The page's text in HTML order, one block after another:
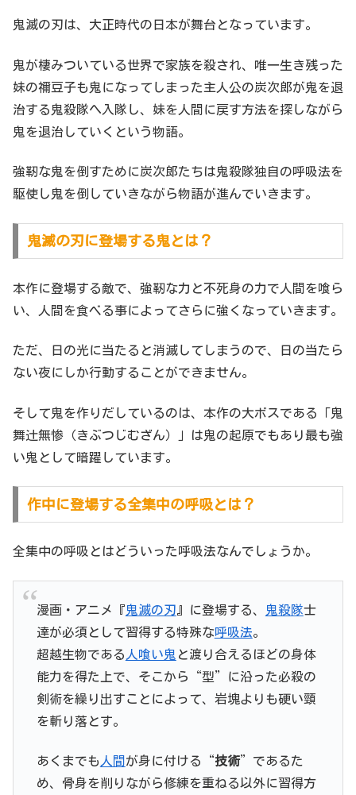
鬼滅の刃は、大正時代の日本が舞台となっています。
鬼が棲みついている世界で家族を殺され、唯一生き残った
妹の禰豆子も鬼になってしまった主人公の炭次郎が鬼を退
治する鬼殺隊へ入隊し、妹を人間に戻す方法を探しながら
鬼を退治していくという物語。
強靭な鬼を倒すために炭次郎たちは鬼殺隊独自の呼吸法を
駆使し鬼を倒していきながら物語が進んでいきます。
鬼滅の刃に登場する鬼とは？
本作に登場する敵で、強靭な力と不死身の力で人間を喰ら
い、人間を食べる事によってさらに強くなっていきます。
ただ、日の光に当たると消滅してしまうので、日の当たら
ない夜にしか行動することができません。
そして鬼を作りだしているのは、本作の大ボスである「鬼
舞辻無惨（きぶつじむざん）」は鬼の起原でもあり最も強
い鬼として暗躍しています。
作中に登場する全集中の呼吸とは？
全集中の呼吸とはどういった呼吸法なんでしょうか。
漫画・アニメ『鬼滅の刃 』に登場する、 鬼殺隊士
達が必須として習得する特殊な呼吸法。
超越生物である 人喰い鬼 と渡り合えるほどの身体
能力を得た上で、そこから“型”に沿った必殺の
剣術を繰り出すことによって、岩塊よりも硬い頸
を斬り落とす。
あくまでも 人間 が身に付ける“技術”であるた
め、骨身を削りながら修練を重ねる以外に習得方